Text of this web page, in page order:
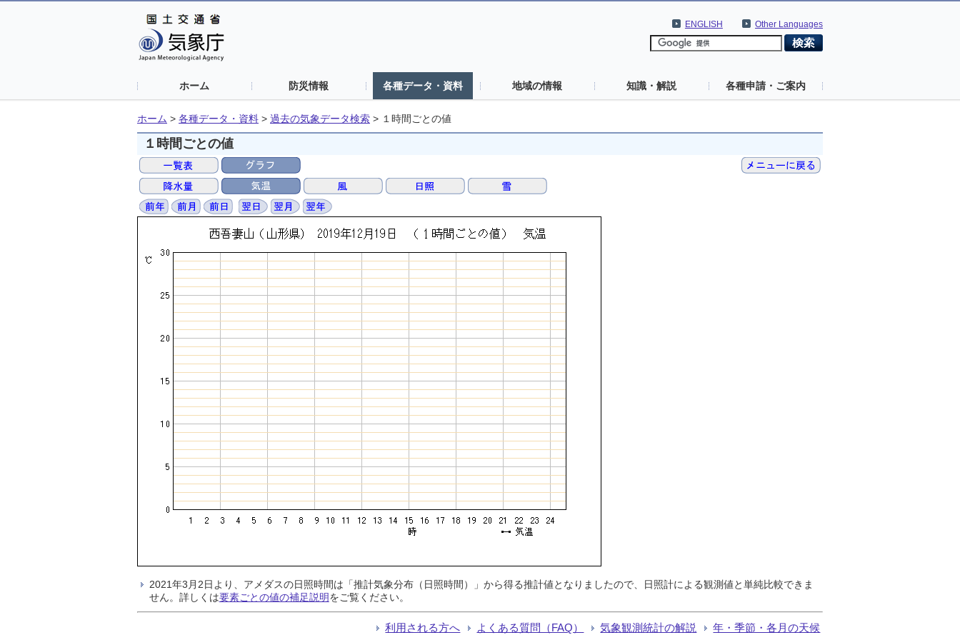
Other Languages
ENGLISH
ホーム 防災情報 各種データ・資料 地域の情報 知識・解説 各種申請・ご案内
ホーム > 各種データ・資料 > 過去の気象データ検索 > １時間ごとの値
１時間ごとの値
2021年3月2日より、アメダスの日照時間は「推計気象分布（日照時間）」から得る推計値となりましたので、日照計による観測値と単純比較できま
せん。詳しくは要素ごとの値の補足説明をご覧ください。
利用される方へ よくある質問（FAQ） 気象観測統計の解説 年・季節・各月の天候